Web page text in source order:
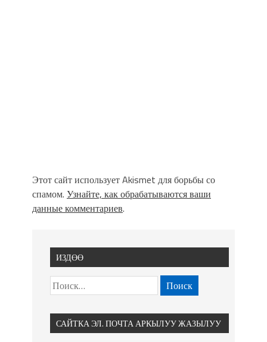
Этот сайт использует Akismet для борьбы со
спамом. Узнайте, как обрабатываются ваши
данные комментариев.
ИЗДӨӨ
САЙТКА ЭЛ. ПОЧТА АРКЫЛУУ ЖАЗЫЛУУ